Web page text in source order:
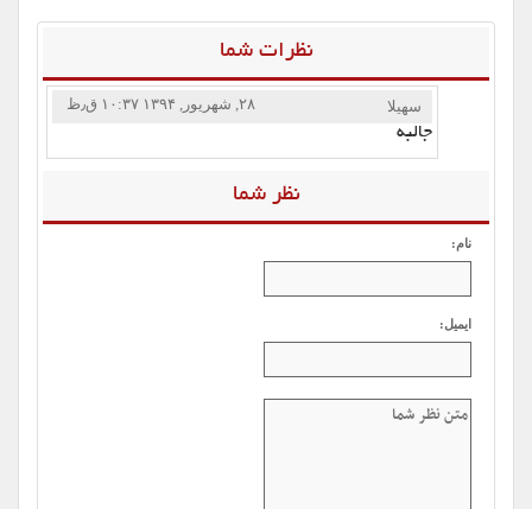
نظرات شما
سهیلا ۲۸, شهریور, ۱۳۹۴ ۱۰:۳۷ ق٫ظ
جالبه
نظر شما
نام:
ایمیل: